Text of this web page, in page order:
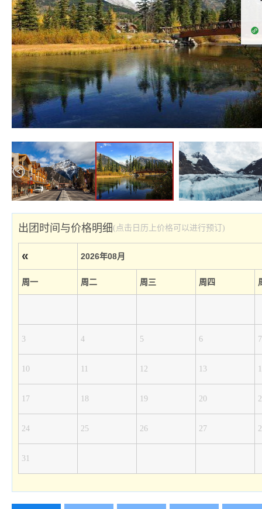
出团时间与价格明细(点击日历上价格可以进行预订)
« 2026年08月
周一 周二 周三 周四
3 4 5 6 7
10 11 12 13
17 18 19 20
24 25 26 27
31